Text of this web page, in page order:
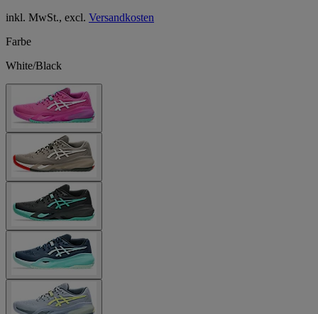
inkl. MwSt., excl. Versandkosten
Farbe
White/Black